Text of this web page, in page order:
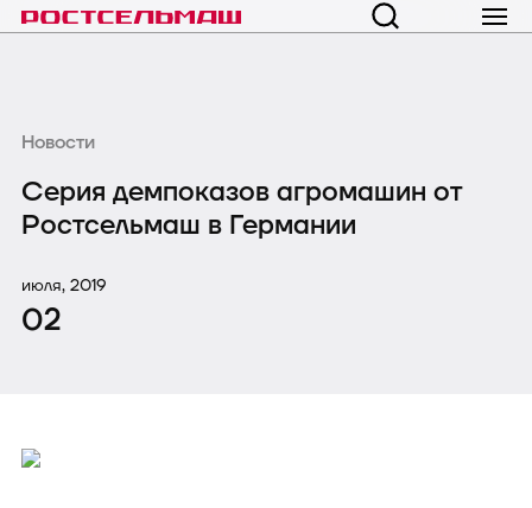
Новости
Серия демпоказов агромашин от
Ростсельмаш в Германии
июля, 2019
02